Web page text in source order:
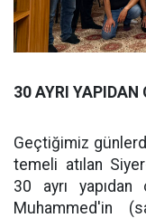
30 AYRI YAPIDAN
Geçtiğimiz
temeli atılan
30 ayrı yapıdan
Muhammed'in